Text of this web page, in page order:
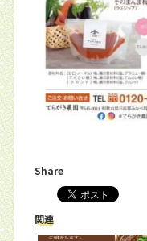
Share
関連